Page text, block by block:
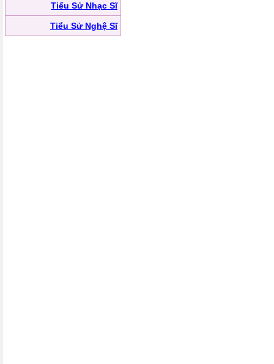
Tiểu Sử Nhạc Sĩ
Tiểu Sử Nghệ Sĩ